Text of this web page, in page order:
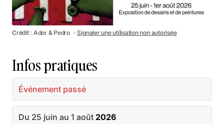
Crédit : Ador & Pedro －Signaler une utilisation non autorisée
Infos pratiques
Événement passé
Du 25 juin au 1 août 2026